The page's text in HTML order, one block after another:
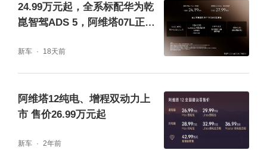
长安、华为、宁德时代联合赋能 铸就50万内最
24.99万元起，全系标配华为乾
崑智驾ADS 5，阿维塔07L正式
新车 18天前
阿维塔12纯电、增程双动力上
市 售价26.99万元起
新车 2年前